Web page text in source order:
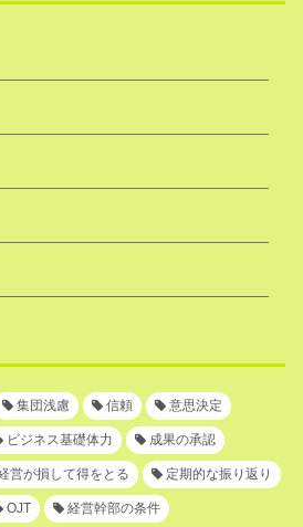
集団浅慮 信頼 意思決定
ビジネス基礎体力 成果の承認
営が損して得をとる 定期的な振り返り
OJT 経営幹部の条件